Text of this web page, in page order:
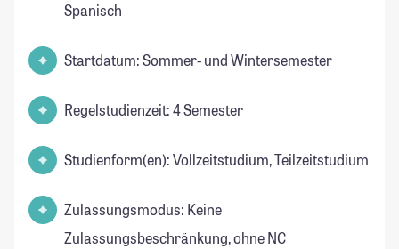
Spanisch
Startdatum: Sommer- und Wintersemester
Regelstudienzeit: 4 Semester
Studienform(en): Vollzeitstudium, Teilzeitstudium
Zulassungsmodus: Keine
Zulassungsbeschränkung, ohne NC